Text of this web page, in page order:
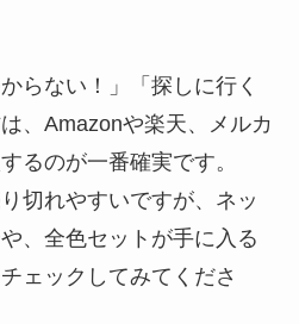
らない！」「探しに行く
、Amazonや楽天、メルカ
るのが一番確実です。
切れやすいですが、ネッ
、全色セットが手に入る
ェックしてみてくださ